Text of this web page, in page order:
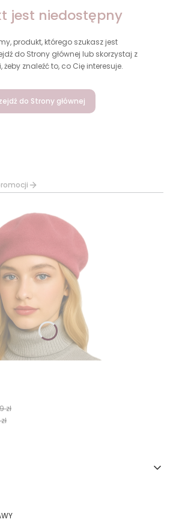
jest niedostępny
produkt, którego szukasz jest
do Strony głównej lub skorzystaj z
żeby znaleźć to, co Cię interesuje.
do Strony głównej
zł